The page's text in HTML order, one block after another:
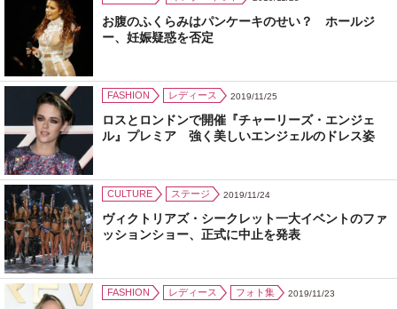
お腹のふくらみはパンケーキのせい？ ホールジ
ー、妊娠疑惑を否定
FASHION レディース 2019/11/25
ロスとロンドンで開催『チャーリーズ・エンジェ
ル』プレミア 強く美しいエンジェルのドレス姿
CULTURE ステージ 2019/11/24
ヴィクトリアズ・シークレット一大イベントのファ
ッションショー、正式に中止を発表
FASHION レディース フォト集 2019/11/23